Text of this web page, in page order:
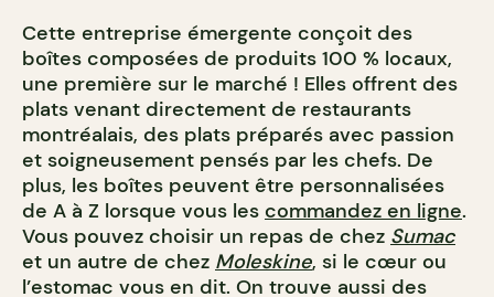
Cette entreprise émergente conçoit des
boîtes composées de produits 100 % locaux,
une première sur le marché ! Elles offrent des
plats venant directement de restaurants
montréalais, des plats préparés avec passion
et soigneusement pensés par les chefs. De
plus, les boîtes peuvent être personnalisées
de A à Z lorsque vous les commandez en ligne.
Vous pouvez choisir un repas de chez Sumac
et un autre de chez Moleskine, si le cœur ou
l’estomac vous en dit. On trouve aussi des